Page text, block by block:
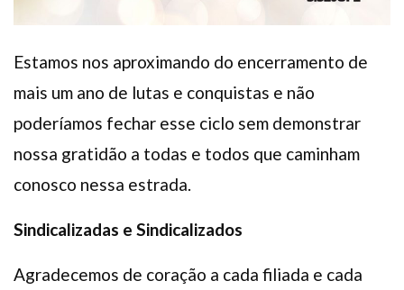
Estamos nos aproximando do encerramento de
mais um ano de lutas e conquistas e não
poderíamos fechar esse ciclo sem demonstrar
nossa gratidão a todas e todos que caminham
conosco nessa estrada.
Sindicalizadas e Sindicalizados
Agradecemos de coração a cada filiada e cada